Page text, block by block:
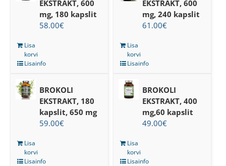
EKSTRAKT, 600
mg, 180 kapslit
58.00€
Lisa
korvi
Lisainfo
EKSTRAKT, 600
mg, 240 kapslit
61.00€
Lisa
korvi
Lisainfo
BROKOLI
EKSTRAKT, 180
kapslit, 650 mg
59.00€
Lisa
korvi
Lisainfo
BROKOLI
EKSTRAKT, 400
mg,60 kapslit
49.00€
Lisa
korvi
Lisainfo